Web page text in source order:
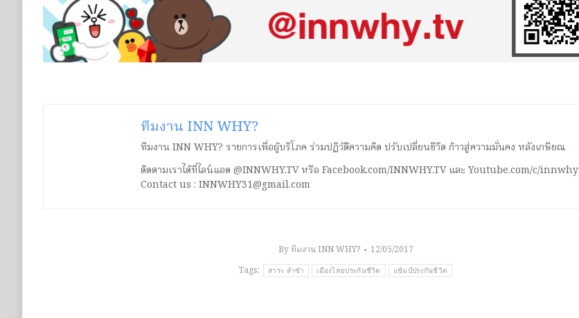
ทีมงาน INN WHY?
ทีมงาน INN WHY? รายการเพื่อผู้บริโภค ร่วมปฏิวัติความคิด ปรับเปลี่ยนชีวิต ก้าวสู่ความมั่นคง หลังเกษียณ
ติดตามเราได้ที่ไลน์แอด @INNWHY.TV หรือ Facebook.com/INNWHY.TV และ Youtube.com/c/innwhy
Contact us : INNWHY31@gmail.com
Byทีมงาน INN WHY?
12/05/2017
Tags:
สาระ ล่ำซำ เมืองไทยประกันชีวิต แช้มป์ประกันชีวิต